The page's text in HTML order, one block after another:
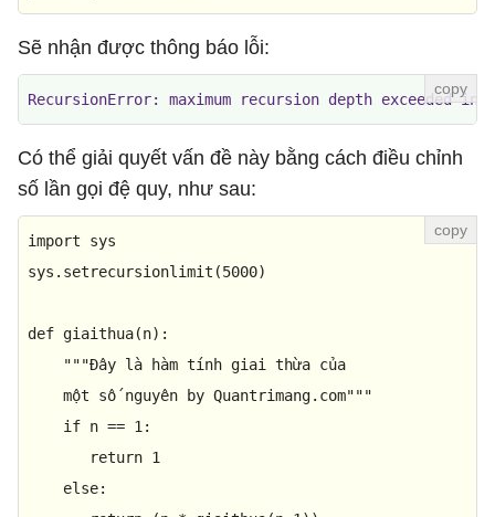
Sẽ nhận được thông báo lỗi:
RecursionError: maximum recursion depth exceeded in
Có thể giải quyết vấn đề này bằng cách điều chỉnh
số lần gọi đệ quy, như sau:
import sys
sys.setrecursionlimit(5000)
def giaithua(n):
"""Đây là hàm tính giai thừa của
    một số nguyên by Quantrimang.com"""
if n == 1 :
return 1
else: